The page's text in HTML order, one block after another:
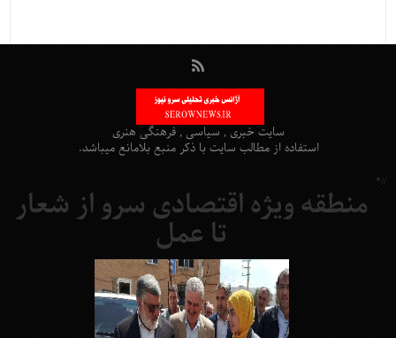
سایت خبری , سیاسی , فرهنگی هنری
استفاده از مطالب سایت با ذکر منبع بلامانع میباشد.
منطقه ویژه اقتصادی سرو از شعار
تا عمل
//*